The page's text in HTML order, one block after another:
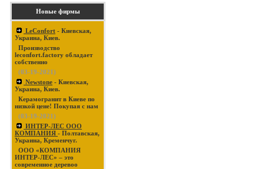
Новые фирмы
LeConfort - Киевская,
Украина, Киев.
Производство
leconfort.factory обладает
собственно
(03-19-2021)
Newstone - Киевская,
Украина, Киев.
Керамогранит в Киеве по
низкой цене! Покупая с нам
(03-19-2021)
ИНТЕР-ЛЕС ООО
КОМПАНИЯ - Полтавская,
Украина, Кременчуг.
ООО «КОМПАНИЯ
ИНТЕР-ЛЕС» – это
современное деревоо